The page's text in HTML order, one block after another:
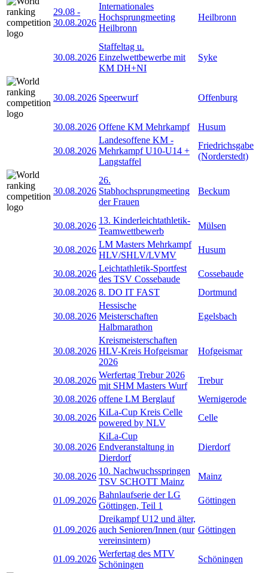
29.08 -
30.08.2026
Internationales
Hochsprungmeeting
Heilbronn
Heilbronn
30.08.2026
Staffeltag u.
Einzelwettbewerbe mit
KM DH+NI
Syke
30.08.2026 Speerwurf Offenburg
30.08.2026 Offene KM Mehrkampf Husum
30.08.2026
Landesoffene KM -
Mehrkampf U10-U14 +
Langstaffel
Friedrichsgabe
(Norderstedt)
30.08.2026
26.
Stabhochsprungmeeting
der Frauen
Beckum
30.08.2026
13. Kinderleichtathletik-
Teamwettbewerb
Mülsen
30.08.2026
LM Masters Mehrkampf
HLV/SHLV/LVMV
Husum
30.08.2026
Leichtathletik-Sportfest
des TSV Cossebaude
Cossebaude
30.08.2026 8. DO IT FAST Dortmund
30.08.2026
Hessische
Meisterschaften
Halbmarathon
Egelsbach
30.08.2026
Kreismeisterschaften
HLV-Kreis Hofgeismar
2026
Hofgeismar
30.08.2026
Werfertag Trebur 2026
mit SHM Masters Wurf
Trebur
30.08.2026 offene LM Berglauf
Wernigerode
30.08.2026
KiLa-Cup Kreis Celle
powered by NLV
Celle
30.08.2026
KiLa-Cup
Endveranstaltung in
Dierdorf
Dierdorf
30.08.2026
10. Nachwuchsspringen
TSV SCHOTT Mainz
Mainz
01.09.2026
Bahnlaufserie der LG
Göttingen, Teil 1
Göttingen
01.09.2026
Dreikampf U12 und älter,
auch Senioren/Innen (nur
vereinsintern)
Göttingen
01.09.2026
Werfertag des MTV
Schöningen
Schöningen